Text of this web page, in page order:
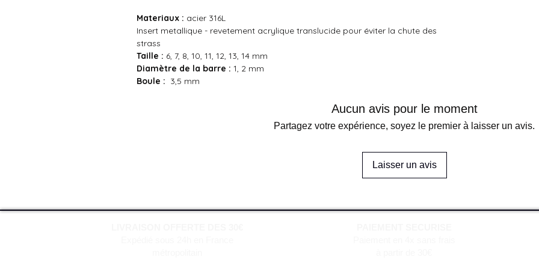
Materiaux : acier 316L
Insert metallique - revetement acrylique translucide pour éviter la chute des
strass
Taille : 6, 7, 8, 10, 11, 12, 13, 14 mm
Diamètre de la barre : 1, 2 mm
Boule : 3,5 mm
Aucun avis pour le moment
Partagez votre expérience, soyez le premier à laisser un avis.
Laisser un avis